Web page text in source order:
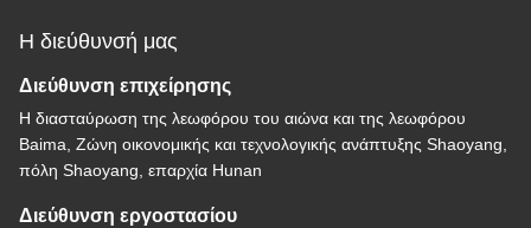
Η διεύθυνσή μας
Διεύθυνση επιχείρησης
Η διασταύρωση της λεωφόρου του αιώνα και της λεωφόρου
Baima, Ζώνη οικονομικής και τεχνολογικής ανάπτυξης Shaoyang,
πόλη Shaoyang, επαρχία Hunan
Διεύθυνση εργοστασίου